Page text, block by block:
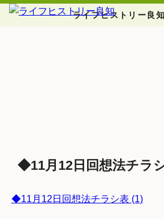
ライフヒストリー良知
◆11月12日回想法チラ
◆11月12日回想法チラシ表 (1)